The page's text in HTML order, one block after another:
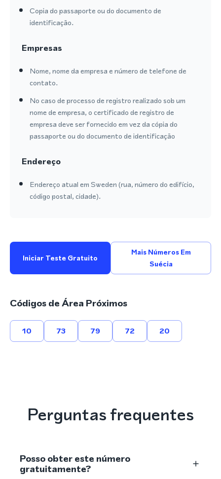
Copia do passaporte ou do documento de
identificação.
Empresas
Nome, nome da empresa e número de telefone de
contato.
No caso de processo de registro realizado sob um
nome de empresa, o certificado de registro de
empresa deve ser fornecido em vez da cópia do
passaporte ou do documento de identificação
Endereço
Endereço atual em Sweden (rua, número do edifício,
código postal, cidade).
Iniciar Teste Gratuito
Mais Números Em
Suécia
Códigos de Área Próximos
10 73 79 72 20
Perguntas frequentes
Posso obter este número
gratuitamente?